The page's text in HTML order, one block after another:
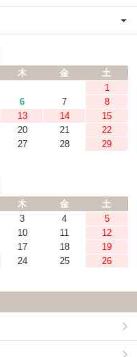
木 金
土
1
6 7
8
13 14
15
20 21
22
27 28
29
木 金
土
3 4
5
10 11
12
17 18
19
24 25
26